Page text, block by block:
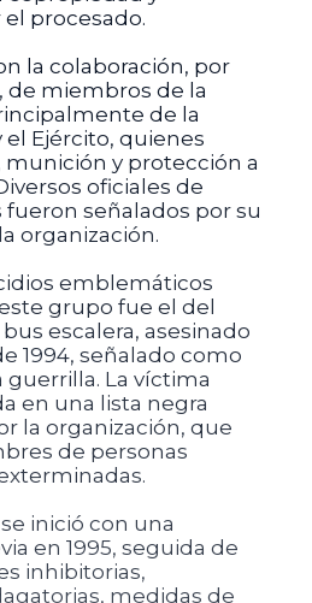
procesado.
la colaboración, por
de miembros de la
de la
el Ejército, quienes
y protección a
oficiales de
señalados por su
organización.
emblemáticos
grupo fue el del
escalera, asesinado
1994, señalado como
La víctima
en una lista negra
la organización, que
de personas
inició con una
en 1995, seguida de
inhibitorias,
medidas de